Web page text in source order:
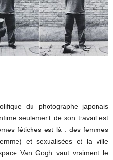
du photographe japonais
seulement de son travail est
fétiches est là : des femmes
et sexualisées et la ville
Van Gogh vaut vraiment le